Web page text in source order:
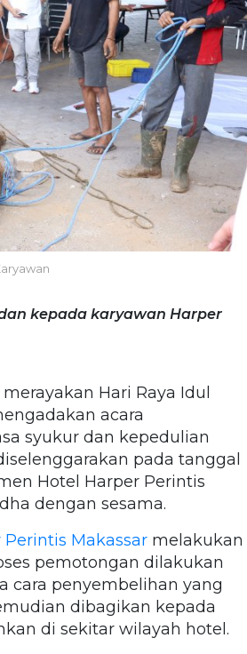
kepada karyawan Harper
Hari Raya Idul
acara
syukur dan kepedulian
pada tanggal
Hotel Harper Perintis
dengan sesama.
Perintis Makassar melakukan
pemotongan dilakukan
cara penyembelihan yang
dibagikan kepada
di sekitar wilayah hotel.